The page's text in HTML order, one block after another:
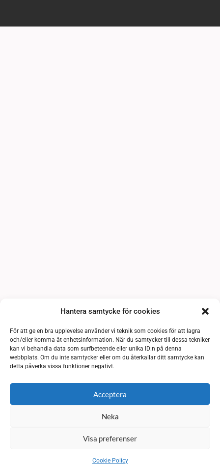
Hantera samtycke för cookies
För att ge en bra upplevelse använder vi teknik som cookies för att lagra
och/eller komma åt enhetsinformation. När du samtycker till dessa tekniker
kan vi behandla data som surfbeteende eller unika ID:n på denna
webbplats. Om du inte samtycker eller om du återkallar ditt samtycke kan
detta påverka vissa funktioner negativt.
Acceptera
Neka
Visa preferenser
Cookie Policy